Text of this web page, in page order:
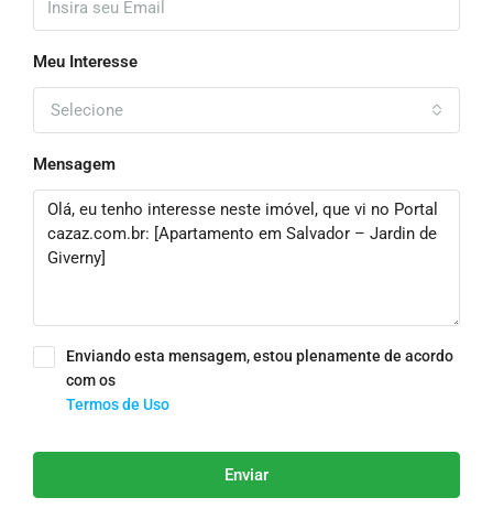
Meu Interesse
Selecione
Mensagem
Enviando esta mensagem, estou plenamente de acordo
com os
Termos de Uso
Enviar